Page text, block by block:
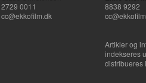
2729 0011
cc@ekkofilm.dk
8838 9292
Artikler og
indekseres
distribueres